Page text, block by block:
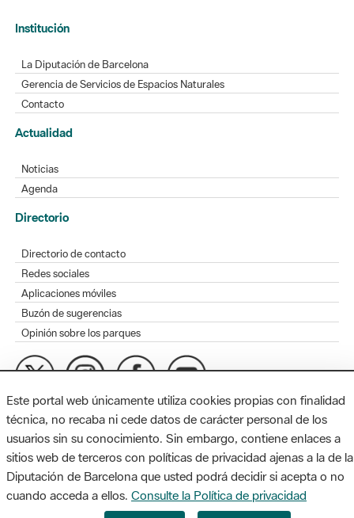
Institución
La Diputación de Barcelona
Gerencia de Servicios de Espacios Naturales
Contacto
Actualidad
Noticias
Agenda
Directorio
Directorio de contacto
Redes sociales
Aplicaciones móviles
Buzón de sugerencias
Opinión sobre los parques
MAPA WEB
Diputación de Barcelona. Edifici Llacuna, 1a planta. Badajoz, 49.
08005 Barcelona. Tel. 934 022 428 / xarxaparcs@diba.cat
Este portal web únicamente utiliza cookies propias con finalidad
técnica, no recaba ni cede datos de carácter personal de los
usuarios sin su conocimiento. Sin embargo, contiene enlaces a
sitios web de terceros con políticas de privacidad ajenas a la de la
Diputación de Barcelona que usted podrá decidir si acepta o no
cuando acceda a ellos. Consulte la Política de privacidad